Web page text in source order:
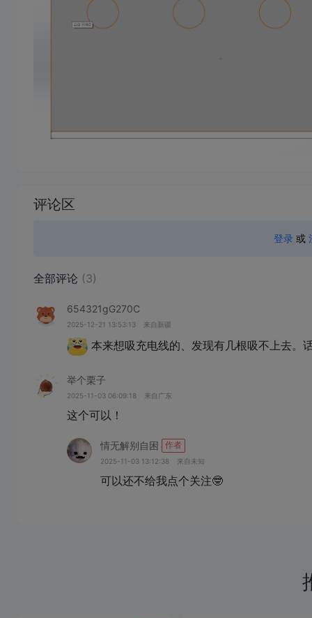
失
评论区
登录 或
全部评论 (3)
654321gG270C
2025-12-21 13:53:13 来自新疆
本来想吸充电线的、发现有几根吸不上去。
举个栗子
2025-11-03 06:09:18 来自广东
这个可以！
情无解别自困 作者
2025-11-03 13:12:38 来自未知
可以还不给我点个关注🤓